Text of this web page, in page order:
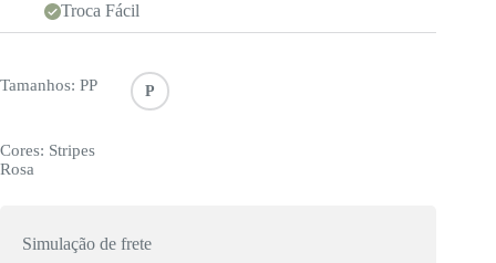
Troca Fácil
Tamanhos: PP P
Cores: Stripes
Rosa
Simulação de frete